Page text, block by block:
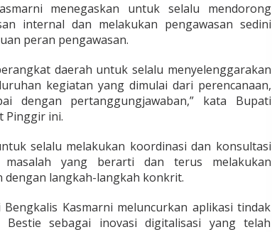
menegaskan untuk selalu mendorong
internal dan melakukan pengawasan sedini
peran pengawasan.
daerah untuk selalu menyelenggarakan
kegiatan yang dimulai dari perencanaan,
dengan pertanggungjawaban,” kata Bupati
Pinggir ini.
selalu melakukan koordinasi dan konsultasi
masalah yang berarti dan terus melakukan
dengan langkah-langkah konkrit.
Kasmarni meluncurkan aplikasi tindak
sebagai inovasi digitalisasi yang telah